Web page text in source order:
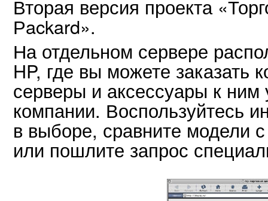
Вторая версия проекта
Рackard».
На отдельном сервере
HP, где вы можете заказать
серверы и аксессуары к
компании. Воспользуйтесь
в выборе, сравните модели
или пошлите запрос